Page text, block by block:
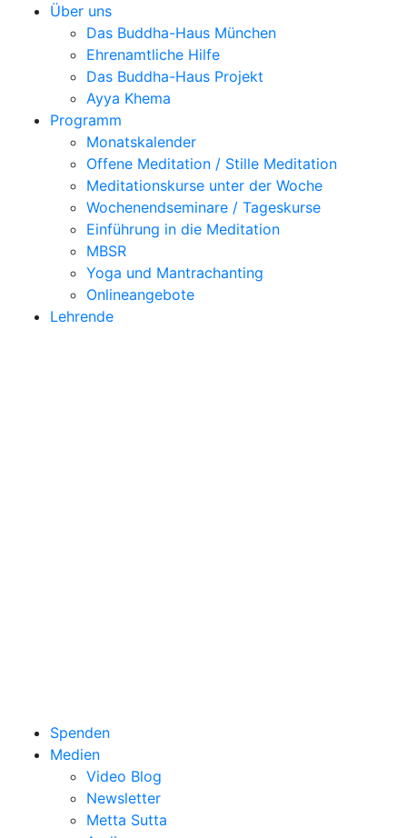
Über uns
Das Buddha-Haus München
Ehrenamtliche Hilfe
Das Buddha-Haus Projekt
Ayya Khema
Programm
Monatskalender
Offene Meditation / Stille Meditation
Meditationskurse unter der Woche
Wochenendseminare / Tageskurse
Einführung in die Meditation
MBSR
Yoga und Mantrachanting
Onlineangebote
Lehrende
Spenden
Medien
Video Blog
Newsletter
Metta Sutta